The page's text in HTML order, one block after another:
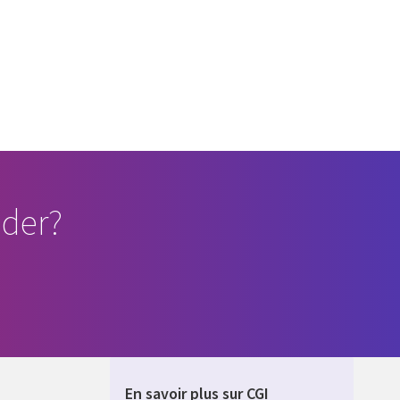
En savoir plus sur CGI